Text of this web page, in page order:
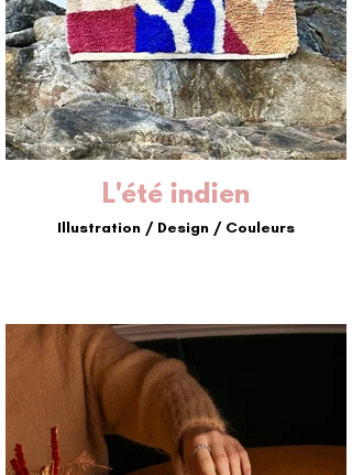
L'été indien
Illustration / Design / Couleurs